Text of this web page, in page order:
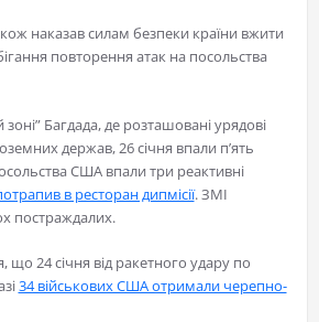
наказав силам безпеки країни вжити
повторення атак на посольства
зоні” Багдада, де розташовані урядові
держав, 26 січня впали п’ять
США впали три реактивні
в ресторан дипмісії. ЗМІ
постраждалих.
що 24 січня від ракетного удару по
34 військових США отримали черепно-